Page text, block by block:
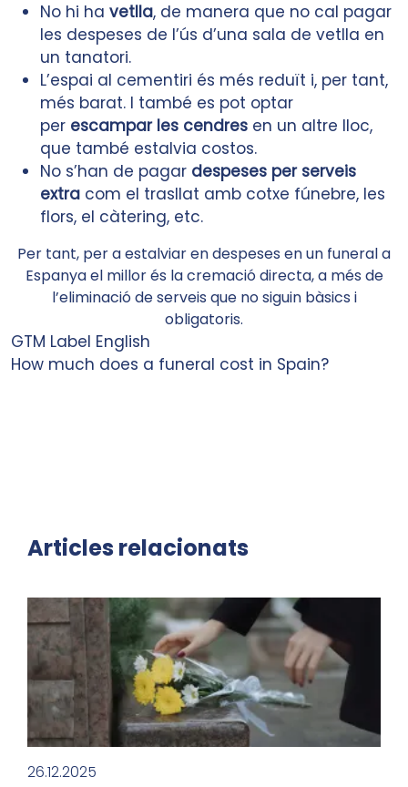
No hi ha vetlla, de manera que no cal pagar
les despeses de l’ús d’una sala de vetlla en
un tanatori.
L’espai al cementiri és més reduït i, per tant,
més barat. I també es pot optar
per escampar les cendres en un altre lloc,
que també estalvia costos.
No s’han de pagar despeses per serveis
extra com el trasllat amb cotxe fúnebre, les
flors, el càtering, etc.
Per tant, per a estalviar en despeses en un funeral a
Espanya el millor és la cremació directa, a més de
l’eliminació de serveis que no siguin bàsics i
obligatoris.
GTM Label English
How much does a funeral cost in Spain?
Articles relacionats
26.12.2025